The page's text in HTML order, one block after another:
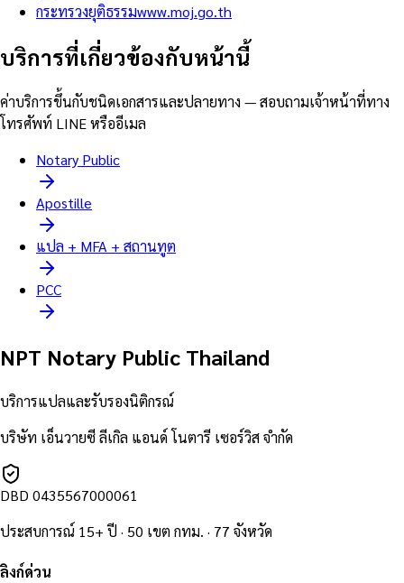
กระทรวงยุติธรรมwww.moj.go.th
บริการที่เกี่ยวข้องกับหน้านี้
ค่าบริการขึ้นกับชนิดเอกสารและปลายทาง — สอบถามเจ้าหน้าที่ทาง
โทรศัพท์ LINE หรืออีเมล
Notary Public
Apostille
แปล + MFA + สถานทูต
PCC
NPT Notary Public Thailand
บริการแปลและรับรองนิติกรณ์
บริษัท เอ็นวายซี ลีเกิล แอนด์ โนตารี เซอร์วิส จำกัด
DBD 0435567000061
ประสบการณ์ 15+ ปี · 50 เขต กทม. · 77 จังหวัด
ลิงก์ด่วน